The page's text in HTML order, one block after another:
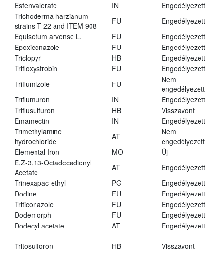
Esfenvalerate
IN
Engedélyezett
Trichoderma harzianum
strains T-22 and ITEM 908
FU
Engedélyezett
Equisetum arvense L.
FU
Engedélyezett
Epoxiconazole
FU
Engedélyezett
Triclopyr
HB
Engedélyezett
Trifloxystrobin
FU
Engedélyezett
Triflumizole
FU
Nem
engedélyezett
Triflumuron
IN
Engedélyezett
Triflusulfuron
HB
Visszavont
Emamectin
IN
Engedélyezett
Trimethylamine
hydrochloride
AT
Nem
engedélyezett
Elemental Iron
MO
Új
E,Z-3,13-Octadecadienyl
Acetate
AT
Engedélyezett
Trinexapac-ethyl
PG
Engedélyezett
Dodine
FU
Engedélyezett
Triticonazole
FU
Engedélyezett
Dodemorph
FU
Engedélyezett
Dodecyl acetate
AT Engedélyezett
Tritosulforon HB Visszavont